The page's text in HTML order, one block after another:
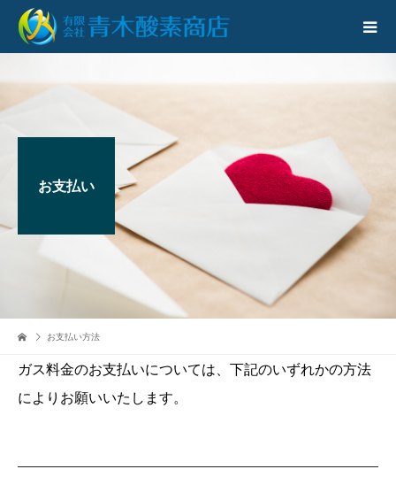
お支払い
お支払い方法
ガス料金のお支払いについては、下記のいずれかの方法
によりお願いいたします。